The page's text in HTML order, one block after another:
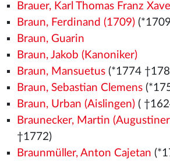
Brauer, Karl Thomas Franz
Braun, Ferdinand (1709)
Braun, Guarin
Braun, Jakob (Kanoniker)
Braun, Mansuetus(*1774
Braun, Sebastian Clemens
Braun, Urban (Aislingen)(
Braunecker, Martin
†1772)
Braunmüller, Anton Cajetan